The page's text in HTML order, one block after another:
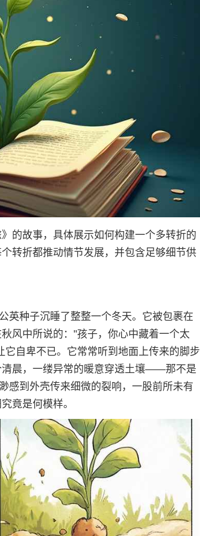
的故事，具体展示如何构建一个多转折的
转折都推动情节发展，并包含足够细节供
英种子沉睡了整整一个冬天。它被包裹在
风中所说的："孩子，你心中藏着一个太
自卑不已。它常常听到地面上传来的脚步
清晨，一缕异常的暖意穿透土壤——那不是
感到外壳传来细微的裂响，一股前所未有
竟是何模样。